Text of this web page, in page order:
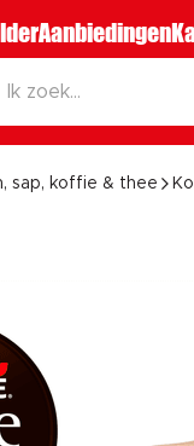
Aanbiedingen
sap, koffie & thee